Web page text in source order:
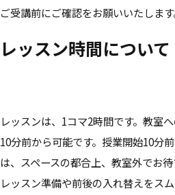
ご受講前にご確認をお願いいたします
レッスン時間について
レッスンは、1コマ2時間です。教室
10分前から可能です。授業開始10分
は、スペースの都合上、教室外でお
レッスン準備や前後の入れ替えをス